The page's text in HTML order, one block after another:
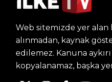
Web sitemizde yer
alınmadan, kaynak
edilemez. Kanuna
kopyalanamaz, başka